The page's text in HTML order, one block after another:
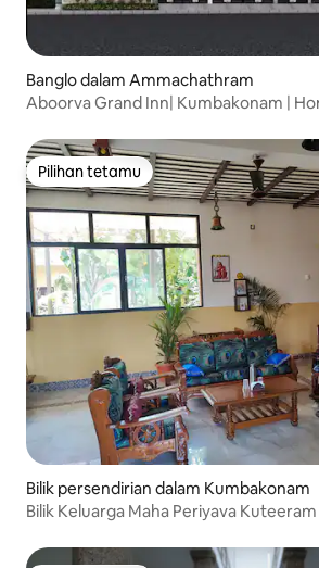
Banglo dalam Ammachathram
Aboorva Grand Inn| Kumbakonam |
Pilihan tetamu
Pilihan tetamu
Bilik persendirian dalam Kumbakonam
Bilik Keluarga Maha Periyava Kuteeram